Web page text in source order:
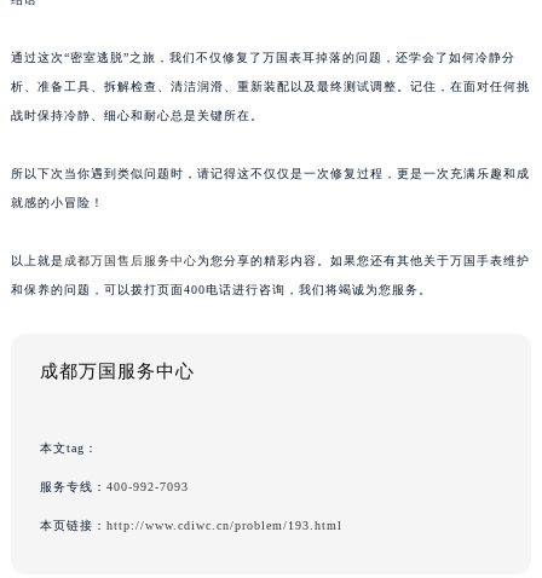
通过这次“密室逃脱”之旅，我们不仅修复了万国表耳掉落的问题，还学会了如何冷静分
析、准备工具、拆解检查、清洁润滑、重新装配以及最终测试调整。记住，在面对任何挑
战时保持冷静、细心和耐心总是关键所在。
所以下次当你遇到类似问题时，请记得这不仅仅是一次修复过程，更是一次充满乐趣和成
就感的小冒险！
以上就是 成都万国售后服务中心为您分享的精彩内容。如果您还有其他关于万国手表维护
和保养的问题，可以拨打页面400电话进行咨询，我们将竭诚为您服务。
成都万国服务中心
本文tag：
服务专线： 400-992-7093
本页链接： http://www.cdiwc.cn/problem/193.html